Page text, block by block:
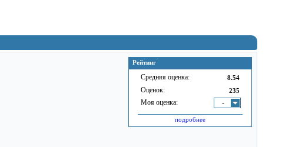
Рейтинг
Средняя оценка: 8.54
Оценок: 235
Моя оценка: -
подробнее